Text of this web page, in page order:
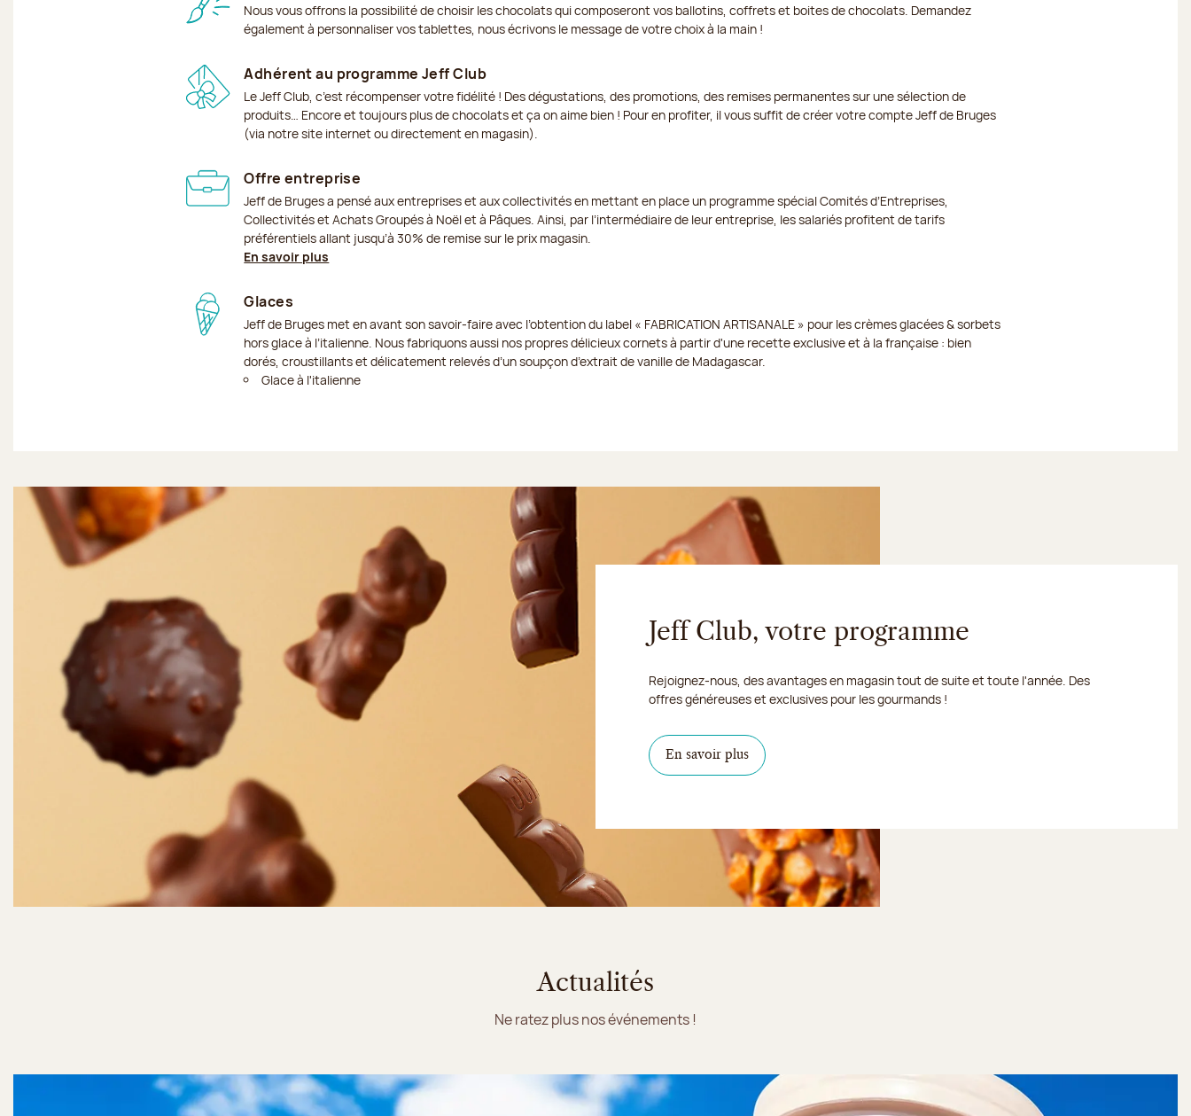
Nous vous offrons la possibilité de choisir les chocolats qui composeront vos ballotins, coffrets et boites de chocolats. Demandez
également à personnaliser vos tablettes, nous écrivons le message de votre choix à la main !
Adhérent au programme Jeff Club
Le Jeff Club, c’est récompenser votre fidélité ! Des dégustations, des promotions, des remises permanentes sur une sélection de
produits… Encore et toujours plus de chocolats et ça on aime bien ! Pour en profiter, il vous suffit de créer votre compte Jeff de Bruges
(via notre site internet ou directement en magasin).
Offre entreprise
Jeff de Bruges a pensé aux entreprises et aux collectivités en mettant en place un programme spécial Comités d’Entreprises,
Collectivités et Achats Groupés à Noël et à Pâques. Ainsi, par l’intermédiaire de leur entreprise, les salariés profitent de tarifs
préférentiels allant jusqu’à 30% de remise sur le prix magasin.
En savoir plus
Glaces
Jeff de Bruges met en avant son savoir-faire avec l’obtention du label « FABRICATION ARTISANALE » pour les crèmes glacées & sorbets
hors glace à l’italienne. Nous fabriquons aussi nos propres délicieux cornets à partir d'une recette exclusive et à la française : bien
dorés, croustillants et délicatement relevés d’un soupçon d’extrait de vanille de Madagascar.
Glace à l'italienne
Jeff Club, votre programme
Rejoignez-nous, des avantages en magasin tout de suite et toute l'année. Des
offres généreuses et exclusives pour les gourmands !
En savoir plus
Actualités
Ne ratez plus nos événements !